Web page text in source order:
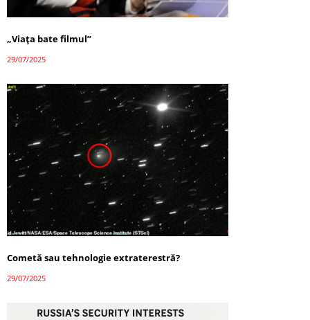
„Viața bate filmul”
29/07/2025
Cometă sau tehnologie extraterestră?
29/07/2025